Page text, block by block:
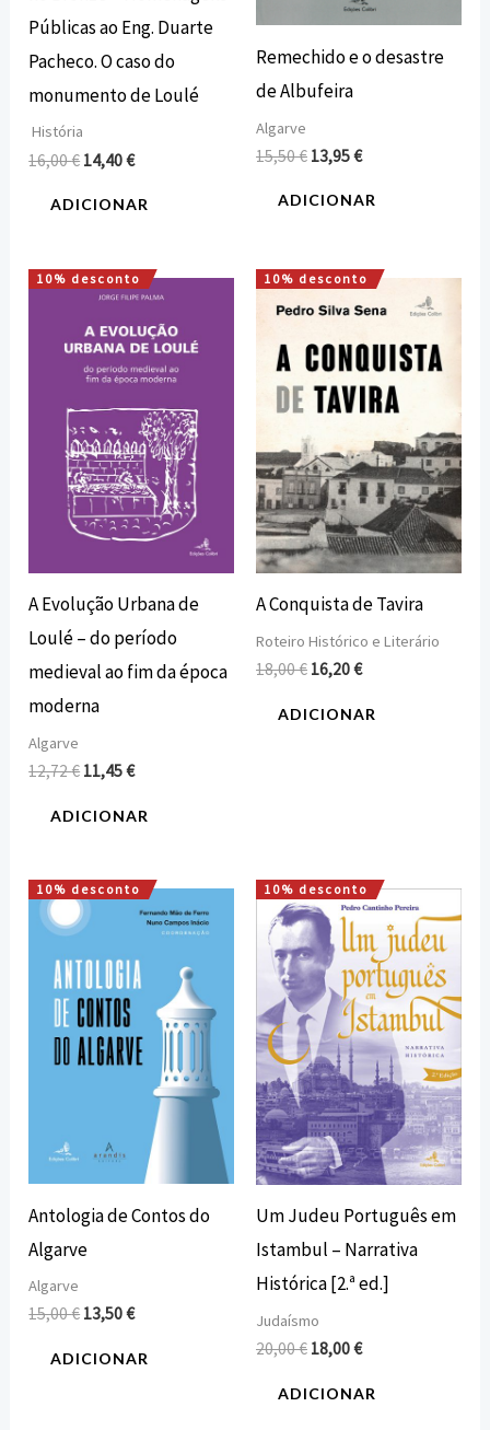
Públicas ao Eng. Duarte
Pacheco. O caso do
monumento de Loulé
História
16,00€ 14,40€
ADICIONAR
Remechido e o desastre
de Albufeira
Algarve
15,50€ 13,95€
ADICIONAR
10% desconto
A Evolução Urbana de
Loulé – do período
medieval ao fim da época
moderna
Algarve
12,72€
O
preço
original
era:
12,72 €.
11,45€
O
atual
é:
11,45 €.
ADICIONAR
10% desconto
A Conquista de Tavira
Roteiro Histórico e Literário
18,00€
O
preço
era:
18,00 €.
16,20€
O
preço
é:
16,20 €.
ADICIONAR
10% desconto
Antologia de Contos do
Algarve
Algarve
15,00€
O
preço
era:
15,00 €.
13,50€
O
preço
atual
é:
13,50 €.
ADICIONAR
10% desconto
Um Judeu Português em
Istambul – Narrativa
Histórica [2.ª ed.]
Judaísmo
20,00€
O
preço
original
era:
20,00 €.
18,00€
O
preço
atual
é:
18,00 €.
ADICIONAR